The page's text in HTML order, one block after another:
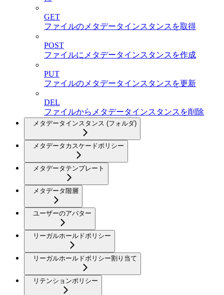
GET
ファイルのメタデータインスタンスを取得
POST
ファイルにメタデータインスタンスを作成
PUT
ファイルのメタデータインスタンスを更新
DEL
ファイルからメタデータインスタンスを削除
メタデータインスタンス (フォルダ)
メタデータカスケードポリシー
メタデータテンプレート
メタデータ階層
ユーザーのアバター
リーガルホールドポリシー
リーガルホールドポリシー割り当て
リテンションポリシー